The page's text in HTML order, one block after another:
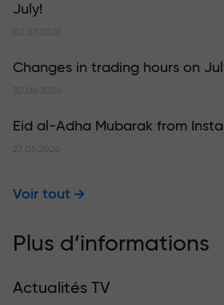
July!
02.07.2026
Changes in trading hours on
30.06.2026
Eid al-Adha Mubarak from
27.05.2026
Voir tout
Plus d’informations
Actualités TV